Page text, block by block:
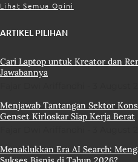
Lihat Semua Opini
ARTIKEL PILIHAN
Cari Laptop untuk Kreator dan
Jawabannya
Menjawab Tantangan Sektor
Genset Kirloskar Siap Kerja Berat
Menaklukkan Era AI Search: